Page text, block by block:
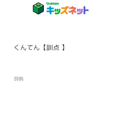
くんてん【訓点 】
辞典